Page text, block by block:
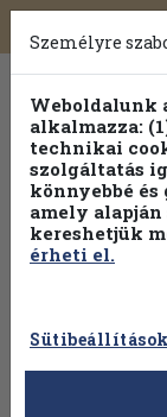
Toggle
Vissza az
Személyre
Weboldalunk
alkalmazza:
technikai
szolgáltatás
könnyebbé
amely
kereshetjük
érheti el.
Sütibeállítások